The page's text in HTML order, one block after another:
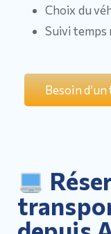
Choix du
Suivi temps
Besoin